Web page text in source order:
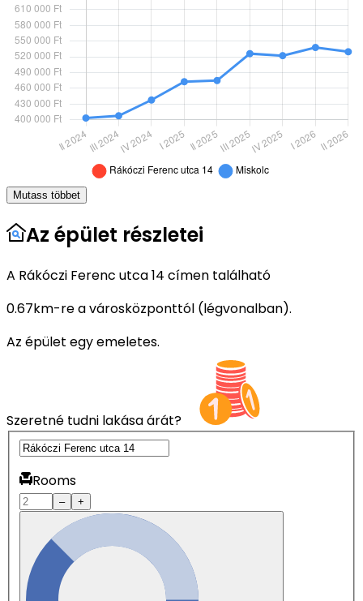
Mutass többet
Az épület részletei
A Rákóczi Ferenc utca 14 címen található
0.67km-re a városközponttól (légvonalban).
Az épület egy emeletes.
Szeretné tudni lakása árát?
Rooms
– +